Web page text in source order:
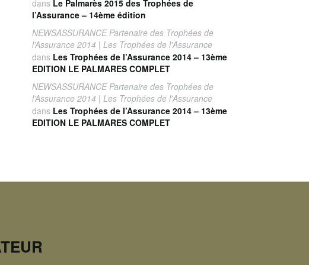
dans Le Palmarès 2015 des Trophées de
l’Assurance – 14ème édition
NEWSASSURANCE Partenaire des Trophées de
l’Assurance 2014 | Les Trophées de l'Assurance
dans Les Trophées de l’Assurance 2014 – 13ème
EDITION LE PALMARES COMPLET
NEWSASSURANCE Partenaire des Trophées de
l’Assurance 2014 | Les Trophées de l'Assurance
dans Les Trophées de l’Assurance 2014 – 13ème
EDITION LE PALMARES COMPLET